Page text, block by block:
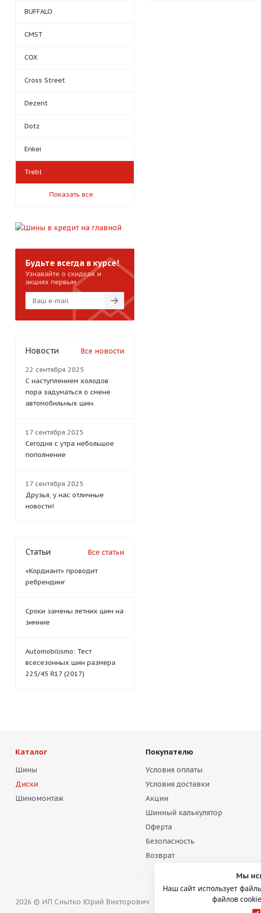
BUFFALO
CMST
COX
Cross Street
Dezent
Dotz
Enkei
Trebl
Показать все
Будьте всегда в курсе!
Узнавайте о скидках и
акциях первым
Новости Все новости
22 сентября 2025
С наступлением холодов
пора задуматься о смене
автомобильных шин.
17 сентября 2025
Сегодня с утра небольшое
пополнение
17 сентября 2025
Друзья, у нас отличные
новости!
Статьи Все статьи
«Кордиант» проводит
ребрендинг
Сроки замены летних шин на
зимние
Automobilismo: Тест
всесезонных шин размера
225/45 R17 (2017)
Каталог
Шины
Диски
Шиномонтаж
Покупателю
Условия оплаты
Условия доставки
Акции
Шинный калькулятор
Оферта
Безопасность
Возврат
2026 © ИП Снытко Юрий Викторович
Мы
Наш сайт использует
файлов